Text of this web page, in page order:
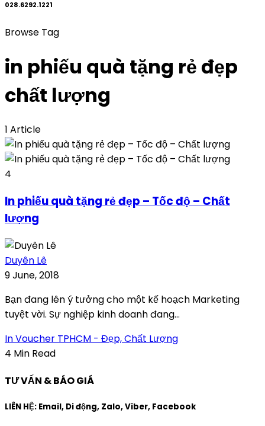
028.6292.1221
Browse Tag
in phiếu quà tặng rẻ đẹp
chất lượng
1 Article
4
In phiếu quà tặng rẻ đẹp – Tốc độ – Chất
lượng
Duyên Lê
9 June, 2018
Bạn đang lên ý tưởng cho một kế hoạch Marketing
tuyệt vời. Sự nghiệp kinh doanh đang...
In Voucher TPHCM - Đẹp, Chất Lượng
4 Min Read
TƯ VẤN & BÁO GIÁ
LIÊN HỆ: Email, Di động, Zalo, Viber, Facebook